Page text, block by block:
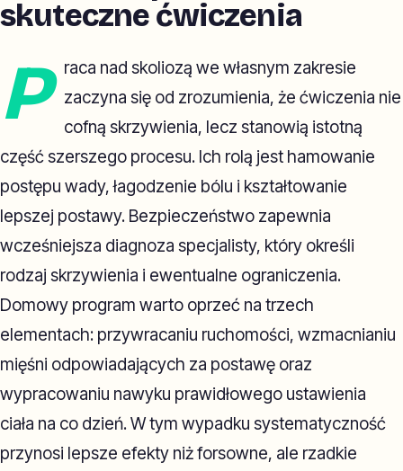
skuteczne ćwiczenia
P
raca nad skoliozą we własnym zakresie
zaczyna się od zrozumienia, że ćwiczenia nie
cofną skrzywienia, lecz stanowią istotną
część szerszego procesu. Ich rolą jest hamowanie
postępu wady, łagodzenie bólu i kształtowanie
lepszej postawy. Bezpieczeństwo zapewnia
wcześniejsza diagnoza specjalisty, który określi
rodzaj skrzywienia i ewentualne ograniczenia.
Domowy program warto oprzeć na trzech
elementach: przywracaniu ruchomości, wzmacnianiu
mięśni odpowiadających za postawę oraz
wypracowaniu nawyku prawidłowego ustawienia
ciała na co dzień. W tym wypadku systematyczność
przynosi lepsze efekty niż forsowne, ale rzadkie